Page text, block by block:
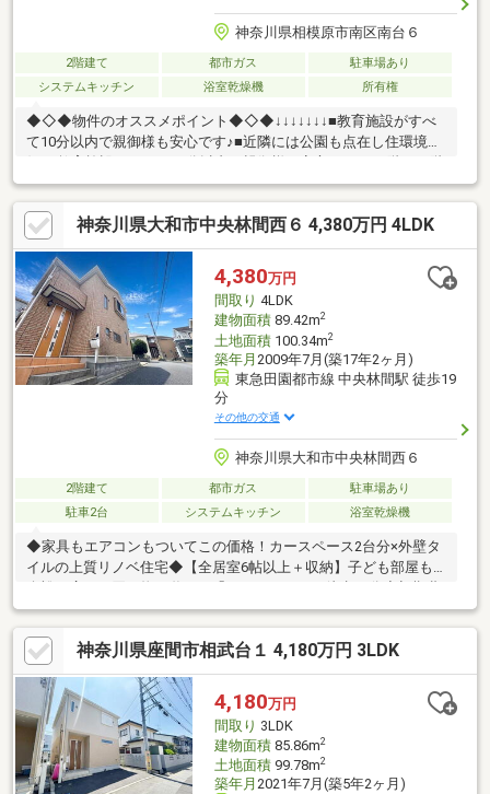
神奈川県相模原市南区南台６
2階建て 都市ガス
駐車場あり
システムキッチン
浴室乾燥機 所有権
◆◇◆物件のオススメポイント◆◇◆↓↓↓↓↓↓↓■教育施設がすべ
て10分以内で親御様も安心です♪■近隣には公園も点在し住環境良
共に南側からの日当たり良好です♪■上質な家並みと閑静な住環境
が守られた住居専用地域の永住の地♪■通り抜けする車両の少ない
静かな前面道路はお子様に安心♪拘りをディレクションした空間設
計が住まう人を魅了します♪手に入る欲しかった立地♪限られた立
地の中から選ぶより、今まで建てられてきた数多くの住宅の中か
ら選べるのも中古物件の魅力。資産性・利便性の良い物件を手に
入れよう♪
神奈川県大和市中央林間西６ 4,380万円 4LDK
4,380万円
間取り 4LDK
建物面積89.42m2
土地面積100.34m2
築年月 2009年7月(築17年2ヶ月)
東急田園都市線 中央林間駅 徒歩19
分
その他の交通
神奈川県大和市中央林間西６
2階建て 都市ガス
駐車場あり
駐車2台
システムキッチン 浴室乾燥機
◆家具もエアコンもついてこの価格！カースペース2台分×外壁タ
イルの上質リノベ住宅◆【全居室6帖以上＋収納】子ども部屋も
用をギュッと圧縮！【ソファ・ダイニング・テレビボード・エア
コン4台】まるごと進呈たくさんのお客様からのお言葉に感謝して
これからも楽しく素敵なお家探しをお約束します。お家探しを始
めてみようと思われたらまずは、お気軽に東宝ハウス町田に相談
してみませんか？何も決まっていなくて大丈夫まずはお客様の夢
をお聞かせください！お電話もOKです⇒ 0120-70-6012 【通話料
無料】
神奈川県座間市相武台１ 4,180万円 3LDK
4,180万円
間取り 3LDK
建物面積85.86m2
土地面積99.78m2
築年月 2021年7月(築5年2ヶ月)